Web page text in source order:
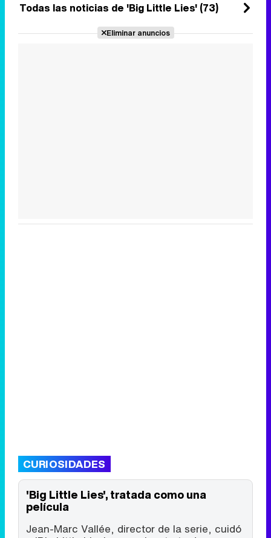
Todas las noticias de 'Big Little Lies' (73)
Eliminar anuncios
CURIOSIDADES
'Big Little Lies', tratada como una
película
Jean-Marc Vallée, director de la serie, cuidó